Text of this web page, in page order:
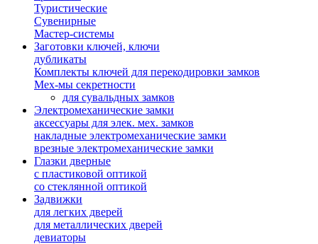
Туристические
Сувенирные
Мастер-системы
Заготовки ключей, ключи
дубликаты
Комплекты ключей для перекодировки замков
Мех-мы секретности
для сувальдных замков
Электромеханические замки
аксессуары для элек. мех. замков
накладные электромеханические замки
врезные электромеханические замки
Глазки дверные
с пластиковой оптикой
со стеклянной оптикой
Задвижки
для легких дверей
для металлических дверей
девиаторы